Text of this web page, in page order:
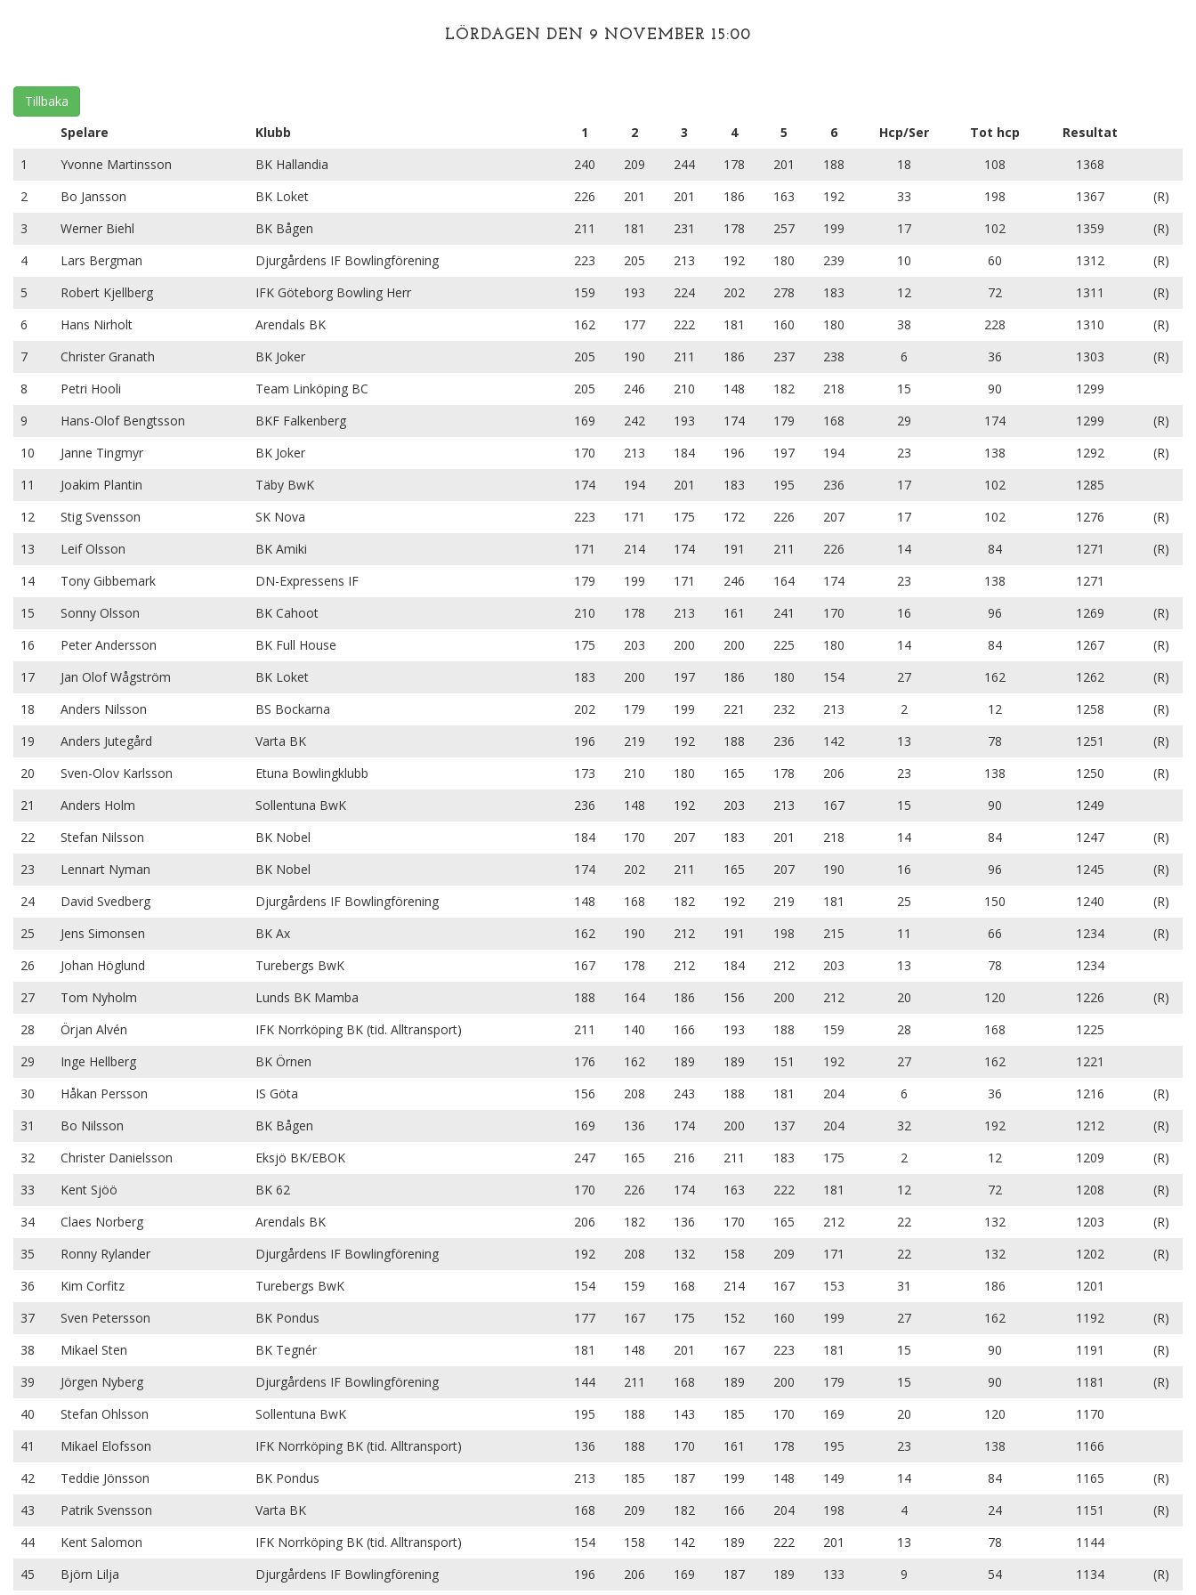
LÖRDAGEN DEN 9 NOVEMBER 15:00
Tillbaka
Spelare
Klubb 1 2 3 4 5 6 Hcp/Ser Tot hcp
Resultat
1
Yvonne Martinsson BK Hallandia 240 209 244 178 201 188 18 108
1368
2
Bo Jansson BK Loket 226 201 201 186 163 192 33 198 1367
(R)
3
Werner Biehl BK Bågen 211 181 231 178 257 199 17 102 1359
(R)
4
Lars Bergman Djurgårdens IF Bowlingförening 223 205 213 192 180 239 10 60 1312
(R)
5
Robert Kjellberg IFK Göteborg Bowling Herr 159 193 224 202 278 183 12 72 1311
(R)
6
Hans Nirholt Arendals BK 162 177 222 181 160 180 38 228 1310
(R)
7
Christer Granath BK Joker 205 190 211 186 237 238 6 36 1303
(R)
8
Petri Hooli Team Linköping BC 205 246 210 148 182 218 15 90
1299
9
Hans-Olof Bengtsson BKF Falkenberg 169 242 193 174 179 168 29 174 1299
(R)
10
Janne Tingmyr BK Joker 170 213 184 196 197 194 23 138 1292
(R)
11
Joakim Plantin Täby BwK 174 194 201 183 195 236 17 102
1285
12
Stig Svensson SK Nova 223 171 175 172 226 207 17 102 1276
(R)
13
Leif Olsson BK Amiki 171 214 174 191 211 226 14 84 1271
(R)
14
Tony Gibbemark DN-Expressens IF 179 199 171 246 164 174 23 138
1271
15
Sonny Olsson BK Cahoot 210 178 213 161 241 170 16 96 1269
(R)
16
Peter Andersson BK Full House 175 203 200 200 225 180 14 84 1267
(R)
17
Jan Olof Wågström BK Loket 183 200 197 186 180 154 27 162 1262
(R)
18
Anders Nilsson BS Bockarna 202 179 199 221 232 213 2 12 1258
(R)
19
Anders Jutegård Varta BK 196 219 192 188 236 142 13 78 1251
(R)
20
Sven-Olov Karlsson Etuna Bowlingklubb 173 210 180 165 178 206 23 138 1250
(R)
21
Anders Holm Sollentuna BwK 236 148 192 203 213 167 15 90
1249
22
Stefan Nilsson BK Nobel 184 170 207 183 201 218 14 84 1247
(R)
23
Lennart Nyman BK Nobel 174 202 211 165 207 190 16 96 1245
(R)
24
David Svedberg Djurgårdens IF Bowlingförening 148 168 182 192 219 181 25 150 1240
(R)
25
Jens Simonsen BK Ax 162 190 212 191 198 215 11 66 1234
(R)
26
Johan Höglund Turebergs BwK 167 178 212 184 212 203 13 78
1234
27
Tom Nyholm Lunds BK Mamba 188 164 186 156 200 212 20 120 1226
(R)
28
Örjan Alvén IFK Norrköping BK (tid. Alltransport) 211 140 166 193 188 159 28 168
1225
29
Inge Hellberg BK Örnen 176 162 189 189 151 192 27 162
1221
30
Håkan Persson IS Göta 156 208 243 188 181 204 6 36 1216
(R)
31
Bo Nilsson BK Bågen 169 136 174 200 137 204 32 192 1212
(R)
32
Christer Danielsson Eksjö BK/EBOK 247 165 216 211 183 175 2 12 1209
(R)
33
Kent Sjöö BK 62 170 226 174 163 222 181 12 72 1208
(R)
34
Claes Norberg Arendals BK 206 182 136 170 165 212 22 132 1203
(R)
35
Ronny Rylander Djurgårdens IF Bowlingförening 192 208 132 158 209 171 22 132 1202
(R)
36
Kim Corfitz Turebergs BwK 154 159 168 214 167 153 31 186
1201
37
Sven Petersson BK Pondus 177 167 175 152 160 199 27 162 1192
(R)
38
Mikael Sten BK Tegnér 181 148 201 167 223 181 15 90 1191
(R)
39
Jörgen Nyberg Djurgårdens IF Bowlingförening 144 211 168 189 200 179 15 90 1181
(R)
40
Stefan Ohlsson Sollentuna BwK 195 188 143 185 170 169 20 120
1170
41
Mikael Elofsson IFK Norrköping BK (tid. Alltransport) 136 188 170 161 178 195 23 138
1166
42
Teddie Jönsson BK Pondus 213 185 187 199 148 149 14 84 1165
(R)
43
Patrik Svensson Varta BK 168 209 182 166 204 198 4 24 1151
(R)
44
Kent Salomon IFK Norrköping BK (tid. Alltransport) 154 158 142 189 222 201 13 78
1144
45
Björn Lilja Djurgårdens IF Bowlingförening 196 206 169 187 189 133 9 54 1134 (R)